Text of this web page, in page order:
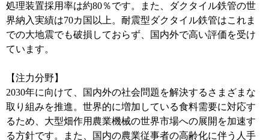
処理装置採用率は約80％です。また、ダクタイル鉄管の世
界納入実績は70カ国以上。耐震型ダクタイル鉄管はこれま
での大地震でも破損しておらず、国内外で高い評価を受け
ています。
【注力分野】
2030年に向けて、国内外の社会問題を解決するさまざまな
取り組みを推進。世界的に増加している食料需要に対応す
るため、大型畑作用農業機械の世界市場への展開を加速す
る方針です。また、国内の農業従事者の高齢化に伴う人手